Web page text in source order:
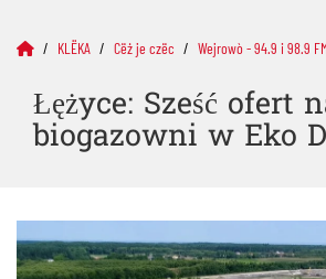
KLËKA Cëż je czëc Wejrowò - 94.9 i 98.9
Łężyce: Sześć ofert
biogazowni w Eko